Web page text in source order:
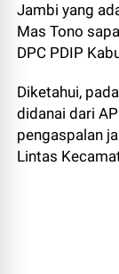
Jambi yang
Mas Tono
DPC PDIP
Diketahui,
didanai dari
pengaspalan
Lintas